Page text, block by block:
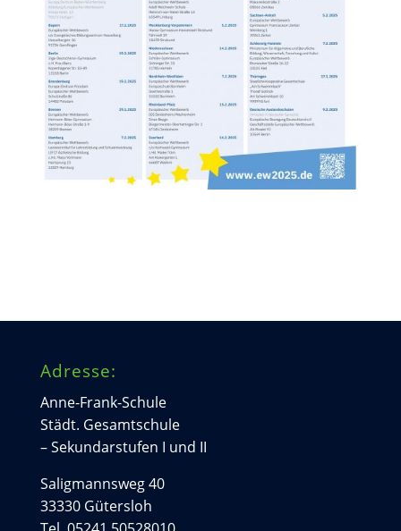
Adresse:
Anne-Frank-Schule
Städt. Gesamtschule
– Sekundarstufen I und II
Saligmannsweg 40
33330 Gütersloh